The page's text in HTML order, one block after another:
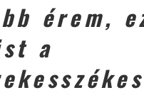
érem,
a